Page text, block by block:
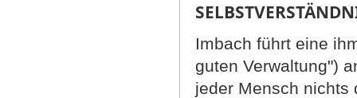
Imbach führt eine
guten Verwaltung")
jeder Mensch nichts